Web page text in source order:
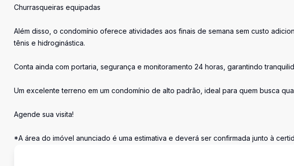
Churrasqueiras equipadas
Além disso, o condomínio oferece atividades aos finais de semana sem custo
tênis e hidroginástica.
Conta ainda com portaria, segurança e monitoramento 24 horas, garantindo
Um excelente terreno em um condomínio de alto padrão, ideal para quem busca
Agende sua visita!
*A área do imóvel anunciado é uma estimativa e deverá ser confirmada junto à